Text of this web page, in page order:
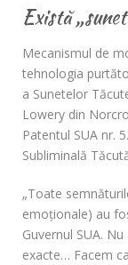
Există
Mecanismul de
tehnologia
a Sunetelor
Lowery din
Patentul SUA nr.
Subliminală
„Toate
emoţionale) au
Guvernul SUA.
exacte… Facem